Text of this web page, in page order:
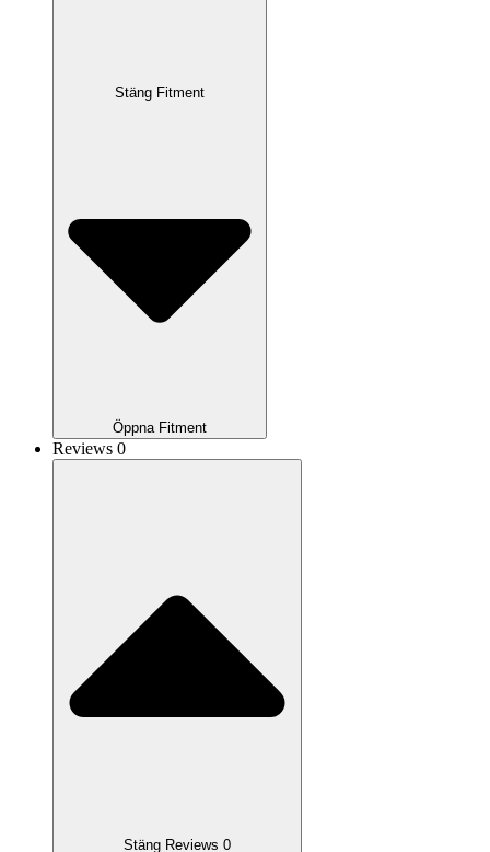
Stäng Fitment
Öppna Fitment
Reviews 0
Stäng Reviews 0